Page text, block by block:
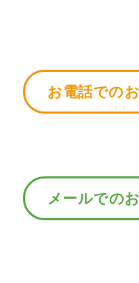
お電話での
メールでの